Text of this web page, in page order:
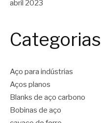
abril 2023
Categorias
Aço para indústrias
Aços planos
Blanks de aço carbono
Bobinas de aço